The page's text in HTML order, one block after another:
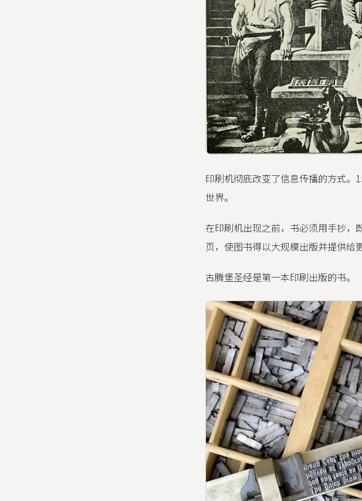
印刷机彻底改变了信息传播的方式
世界。
在印刷机出现之前，书必须用手抄，
页，使图书得以大规模出版并提供给
古腾堡圣经是第一本印刷出版的书。